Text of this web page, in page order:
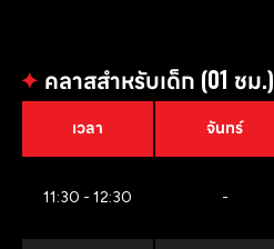
✦ คลาสสำหรับเด็ก (01 ชม.)
เวลา จันทร์
11:30 - 12:30 -